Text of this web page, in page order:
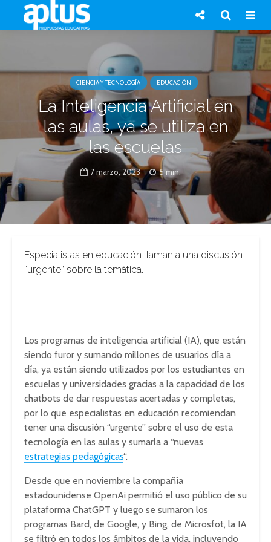
CIENCIA Y TECNOLOGÍA EDUCACIÓN
La Inteligencia Artificial en
las aulas, ya se utiliza en
las escuelas
7 marzo, 2023 5 min.
Especialistas en educación llaman a una discusión
“urgente” sobre la temática.
Los programas de inteligencia artificial (IA), que están
siendo furor y sumando millones de usuarios día a
día, ya están siendo utilizados por los estudiantes en
escuelas y universidades gracias a la capacidad de los
chatbots de dar respuestas acertadas y completas,
por lo que especialistas en educación recomiendan
tener una discusión “urgente” sobre el uso de esta
tecnología en las aulas y sumarla a “nuevas
estrategias pedagógicas“.
Desde que en noviembre la compañía
estadounidense OpenAi permitió el uso público de su
plataforma ChatGPT y luego se sumaron los
programas Bard, de Google, y Bing, de Microsfot, la IA
se filtró en todos los ámbitos de la vida, incluyendo